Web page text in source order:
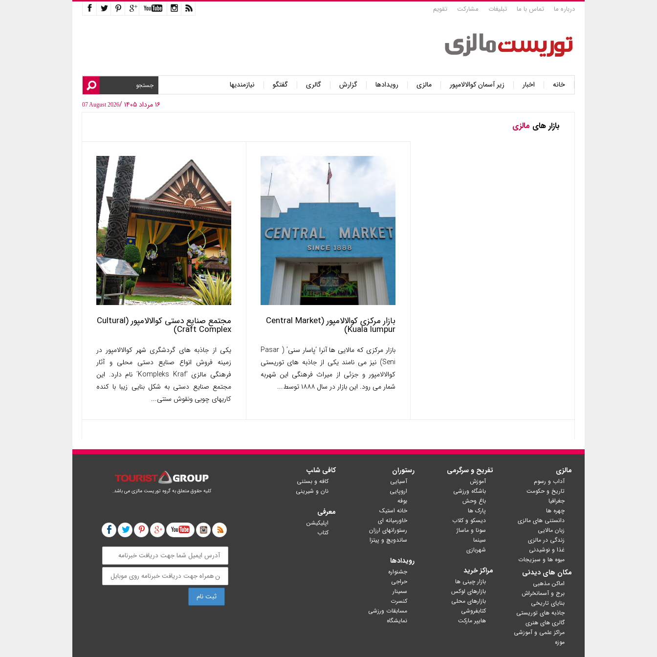
درباره ما تماس با ما تبلیغات مشارکت تقویم
خانه اخبار زیر آسمان کوالالامپور مالزی رویدادها گزارش گالری گفتگو
نیازمندیها
۱۶ مرداد ۱۴۰۵ /
07 August 2026
بازار های مالزی
مجتمع صنایع دستی کوالالامپور (Cultural
Craft Complex)
یکی از جاذبه های گردشگری شهر کوالالامپور در
زمینه فروش انواع صنایع دستی محلی و آثار
فرهنگی مالزی ‘Kompleks Kraf’ نام دارد. این
مجتمع صنایع دستی به شکل بنایی زیبا با کنده
کاریهای چوبی ونقوش سنتی...
بازار مرکزی کوالالامپور (Central Market
Kuala lumpur)
بازار مرکزی که مالایی ها آنرا ‘پاسار سنی’ ( Pasar
Seni) نیز می نامند یکی از جاذبه های توریستی
کوالالامپور و جزئی از میراث فرهنگی این شهربه
شمار می رود. این بازار در سال ۱۸۸۸ توسط...
مالزی
آداب و رسوم
تاریخ و حکومت
جغرافیا
چهره ها
دانستنی های مالزی
زبان مالایی
زندگی در مالزی
غذا و نوشیدنی
میوه ها و سبزیجات
مکان های دیدنی
اماکن مذهبی
برج و آسمانخراش
بنایای تاریخی
جاذبه های توریستی
گالری های هنری
مراکز علمی و آموزشی
موزه
تفریح و سرگرمی
آموزش
باشگاه ورزشی
باغ وحش
پارک ها
دیسکو و کلاب
سونا و ماساژ
سینما
شهربازی
مراکز خرید
بازار چینی ها
بازارهای لوکس
بازارهای محلی
کتابفروشی
رستوران
آسیایی
اروپایی
بوفه
خانه استیک
خاورمیانه ای
رستورانهای ارزان
ساندویچ و پیتزا
رویدادها
جشنواره
حراجی
سمینار
کنسرت
مسابقات ورزشی
نمایشگاه
کافی شا‍پ
کافه و بستنی
نان و شیرینی
معرفی
اپلیکیشن
کتاب
کلیه حقوق متعلق به گروه توریست مالزی می باشد.